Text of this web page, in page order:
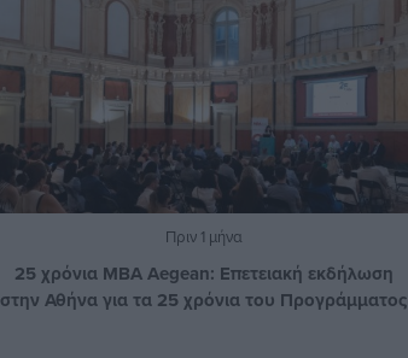
Πριν 1 μήνα
25 χρόνια MBA Aegean: Επετειακή εκδήλωση
στην Αθήνα για τα 25 χρόνια του Προγράμματος